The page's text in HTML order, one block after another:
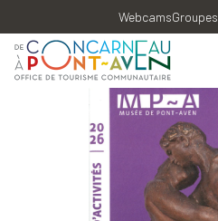
WebcamsGroupes